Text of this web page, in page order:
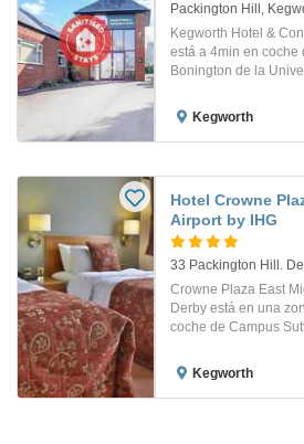
Packington Hill,
Kegworth Hotel &
está a 4min en coche
Bonington de la
Kegworth
Hotel Crowne
Airport by IHG
33 Packington Hill.
Crowne Plaza East
Derby está en una
coche de Campus
Kegworth